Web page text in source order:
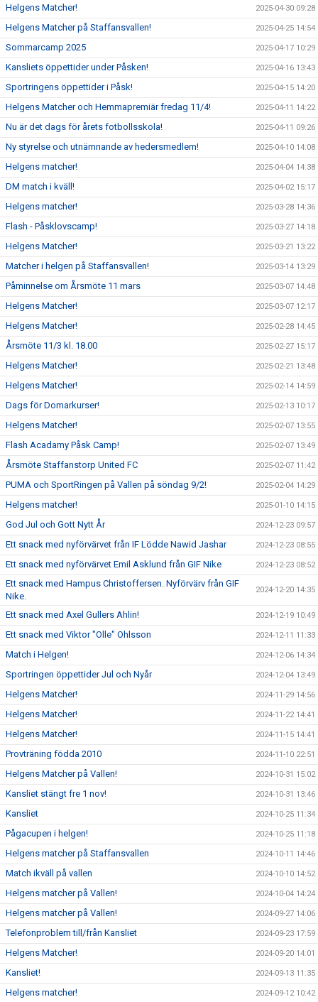
Helgens Matcher! 2025-04-30 09:28
Helgens Matcher på Staffansvallen! 2025-04-25 14:54
Sommarcamp 2025 2025-04-17 10:29
Kansliets öppettider under Påsken! 2025-04-16 13:43
Sportringens öppettider i Påsk! 2025-04-15 14:20
Helgens Matcher och Hemmapremiär fredag 11/4! 2025-04-11 14:22
Nu är det dags för årets fotbollsskola! 2025-04-11 09:26
Ny styrelse och utnämnande av hedersmedlem! 2025-04-10 14:08
Helgens matcher! 2025-04-04 14:38
DM match i kväll! 2025-04-02 15:17
Helgens matcher! 2025-03-28 14:36
Flash - Påsklovscamp! 2025-03-27 14:18
Helgens Matcher! 2025-03-21 13:22
Matcher i helgen på Staffansvallen! 2025-03-14 13:29
Påminnelse om Årsmöte 11 mars 2025-03-07 14:48
Helgens Matcher! 2025-03-07 12:17
Helgens Matcher! 2025-02-28 14:45
Årsmöte 11/3 kl. 18.00 2025-02-27 15:17
Helgens Matcher! 2025-02-21 13:48
Helgens Matcher! 2025-02-14 14:59
Dags för Domarkurser! 2025-02-13 10:17
Helgens Matcher! 2025-02-07 13:55
Flash Acadamy Påsk Camp! 2025-02-07 13:49
Årsmöte Staffanstorp United FC 2025-02-07 11:42
PUMA och SportRingen på Vallen på söndag 9/2! 2025-02-04 14:29
Helgens matcher! 2025-01-10 14:15
God Jul och Gott Nytt År 2024-12-23 09:57
Ett snack med nyförvärvet från IF Lödde Nawid Jashar 2024-12-23 08:55
Ett snack med nyförvärvet Emil Asklund från GIF Nike 2024-12-23 08:52
Ett snack med Hampus Christoffersen. Nyförvärv från GIF
Nike.
2024-12-20 14:35
Ett snack med Axel Gullers Ahlin! 2024-12-19 10:49
Ett snack med Viktor "Olle" Ohlsson 2024-12-11 11:33
Match i Helgen! 2024-12-06 14:34
Sportringen öppettider Jul och Nyår 2024-12-04 13:49
Helgens Matcher! 2024-11-29 14:56
Helgens Matcher! 2024-11-22 14:41
Helgens Matcher! 2024-11-15 14:41
Provträning födda 2010 2024-11-10 22:51
Helgens Matcher på Vallen! 2024-10-31 15:02
Kansliet stängt fre 1 nov! 2024-10-31 13:46
Kansliet 2024-10-25 11:34
Pågacupen i helgen! 2024-10-25 11:18
Helgens matcher på Staffansvallen 2024-10-11 14:46
Match ikväll på vallen 2024-10-10 14:52
Helgens matcher på Vallen! 2024-10-04 14:24
Helgens matcher på Vallen! 2024-09-27 14:06
Telefonproblem till/från Kansliet 2024-09-23 17:59
Helgens Matcher! 2024-09-20 14:01
Kansliet! 2024-09-13 11:35
Helgens matcher! 2024-09-12 10:42